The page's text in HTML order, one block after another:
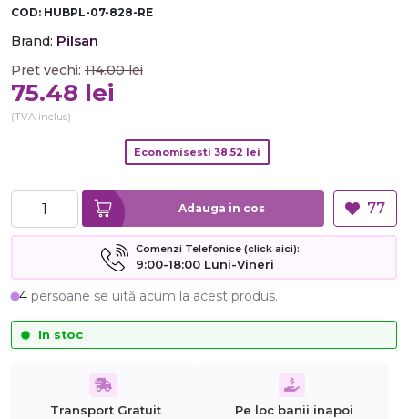
COD: HUBPL-07-828-RE
Brand: Pilsan
Pret vechi: 114.00 lei
75.48 lei
(TVA inclus)
Economisesti 38.52 lei
Adauga in cos 77
Comenzi Telefonice (click aici):
9:00-18:00 Luni-Vineri
4 persoane se uită acum la acest produs.
In stoc
Transport Gratuit Pe loc banii inapoi